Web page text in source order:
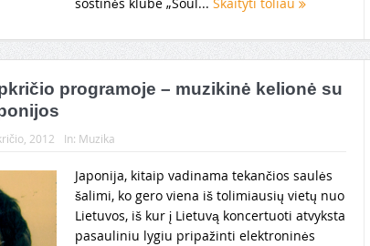
programoje – muzikinė kelionė su
2012 In: Muzika
Japonija, kitaip vadinama tekančios saulės
šalimi, ko gero viena iš tolimiausių vietų nuo
Lietuvos, iš kur į Lietuvą koncertuoti atvyksta
pasauliniu lygiu pripažinti elektroninės